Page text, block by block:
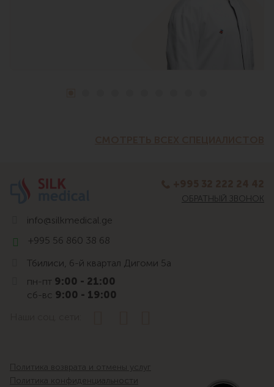
ОБРАТНЫЙ ЗВОНОК
info@silkmedical.ge
+995 56 860 38 68
Тбилиси, 6-й квартал Дигоми 5а
пн-пт 9:00 - 21:00
сб-вс 9:00 - 19:00
Политика возврата и отмены услуг
Политика конфиденциальности